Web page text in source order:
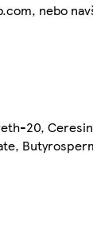
nebo
20,